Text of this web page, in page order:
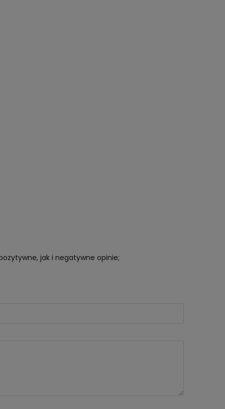
jak i negatywne opinie;